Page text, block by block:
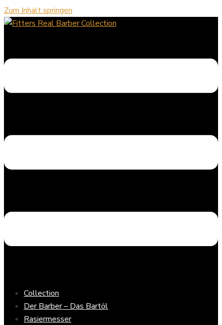
Zum Inhalt springen
Collection
Der Barber – Das Bartöl
Rasiermesser